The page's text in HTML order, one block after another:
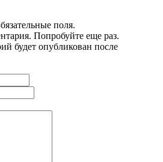
поля.
Попробуйте еще раз.
будет опубликован после